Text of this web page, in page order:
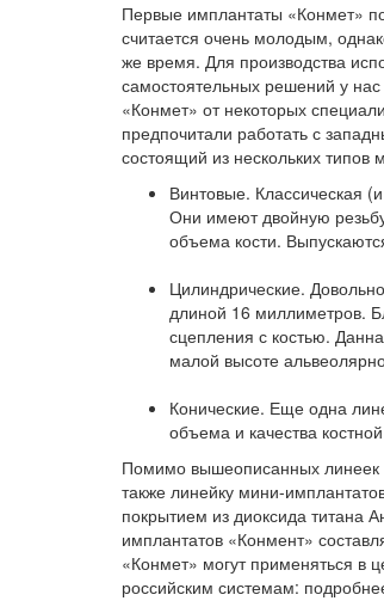
Первые имплантаты «Конмет»
считается очень молодым,
же время. Для производства
самостоятельных решений у
«Конмет» от некоторых
предпочитали работать с
состоящий из нескольких типов
Винтовые. Классическая
Они имеют двойную
объема кости.
Цилиндрические.
длиной 16 миллиметров.
сцепления с костью.
малой высоте
Конические. Еще одна
объема и качества
Помимо вышеописанных линеек
также линейку мини-
покрытием из диоксида титана
имплантатов «Конмент»
«Конмет» могут применяться в
российским системам: